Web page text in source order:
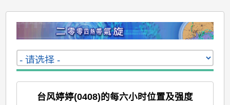
台风婷婷(0408)的每六小时位置及强度